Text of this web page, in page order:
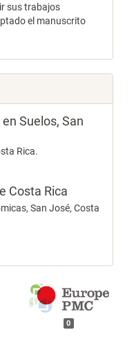
sus trabajos
el manuscrito
Suelos, San
Rica.
Costa Rica
San José, Costa
0